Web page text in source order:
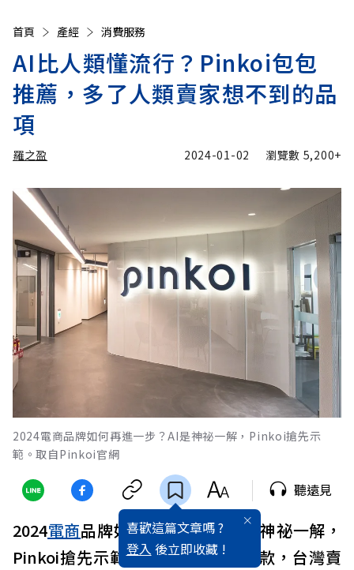
首頁 產經 消費服務
AI比人類懂流行？Pinkoi包包
推薦，多了人類賣家想不到的品
項
羅之盈 2024-01-02 瀏覽數 5,200+
2024電商品牌如何再進一步？AI是神祕一解，Pinkoi搶先示
範。取自Pinkoi官網
喜歡這篇文章嗎 ?
登入 後立即收藏 !
聽遠見
2024電商品牌如何再進一步？
是神祕一解，
Pinkoi搶先示範。像是商家設計包款，台灣賣